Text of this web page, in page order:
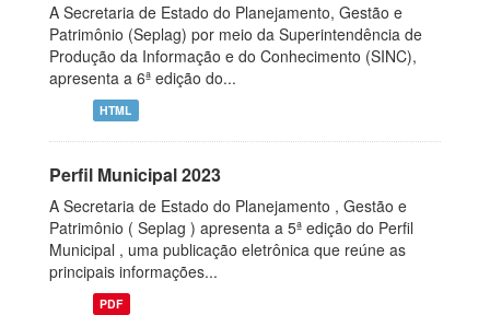
A Secretaria de Estado do Planejamento, Gestão e
Patrimônio (Seplag) por meio da Superintendência de
Produção da Informação e do Conhecimento (SINC),
apresenta a 6ª edição do...
HTML
Perfil Municipal 2023
A Secretaria de Estado do Planejamento , Gestão e
Patrimônio ( Seplag ) apresenta a 5ª edição do Perfil
Municipal , uma publicação eletrônica que reúne as
principais informações...
PDF